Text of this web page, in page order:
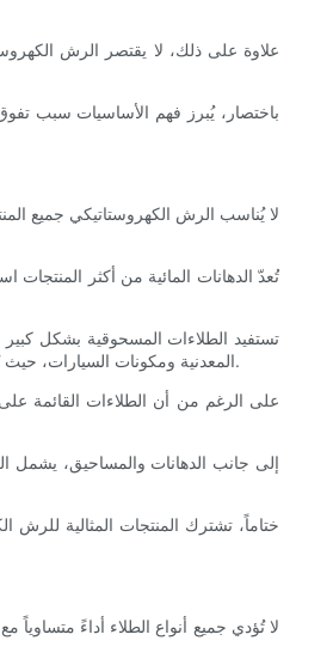
علاوة على ذلك، لا يقتصر الرش
باختصار، يُبرز فهم الأساسيات سبب تفوق
لا يُناسب الرش الكهروستاتيكي جميع
تُعدّ الدهانات المائية من أكثر
تستفيد الطلاءات المسحوقية بشكل
المعدنية ومكونات السيارات، حيث تُعدّ الطبقة السميكة والمتينة ضرورية. توفر الطلاءات المسحوقية المُطبقة بالرش الكهروستاتيكي مقاومة ممتازة للتقشر والتآكل والبهتان، مما يجعلها خيارًا عمليًا للعديد من الصناعات.
على الرغم من أن الطلاءات القائمة
إلى جانب الدهانات والمساحيق، يشمل
ختاماً، تشترك المنتجات المثالية
لا تُؤدي جميع أنواع الطلاء أداءً